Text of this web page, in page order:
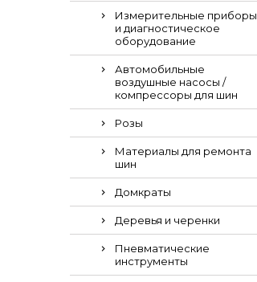
Измерительные приборы
и диагностическое
оборудование
Автомобильные
воздушные насосы /
компрессоры для шин
Розы
Материалы для ремонта
шин
Домкраты
Деревья и черенки
Пневматические
инструменты